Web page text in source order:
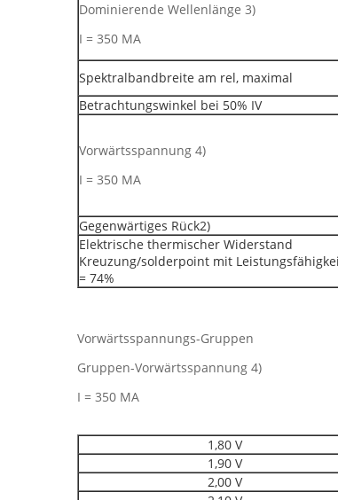
Dominierende Wellenlänge 3)
I = 350 MA
Spektralbandbreite am rel, maximal
Betrachtungswinkel bei 50% IV
Vorwärtsspannung 4)
I = 350 MA
Gegenwärtiges Rück2)
Elektrische thermischer Widerstand
Kreuzung/solderpoint mit
= 74%
Vorwärtsspannungs-Gruppen
Gruppen-Vorwärtsspannung 4)
I = 350 MA
1,80 V
1,90 V
2,00 V